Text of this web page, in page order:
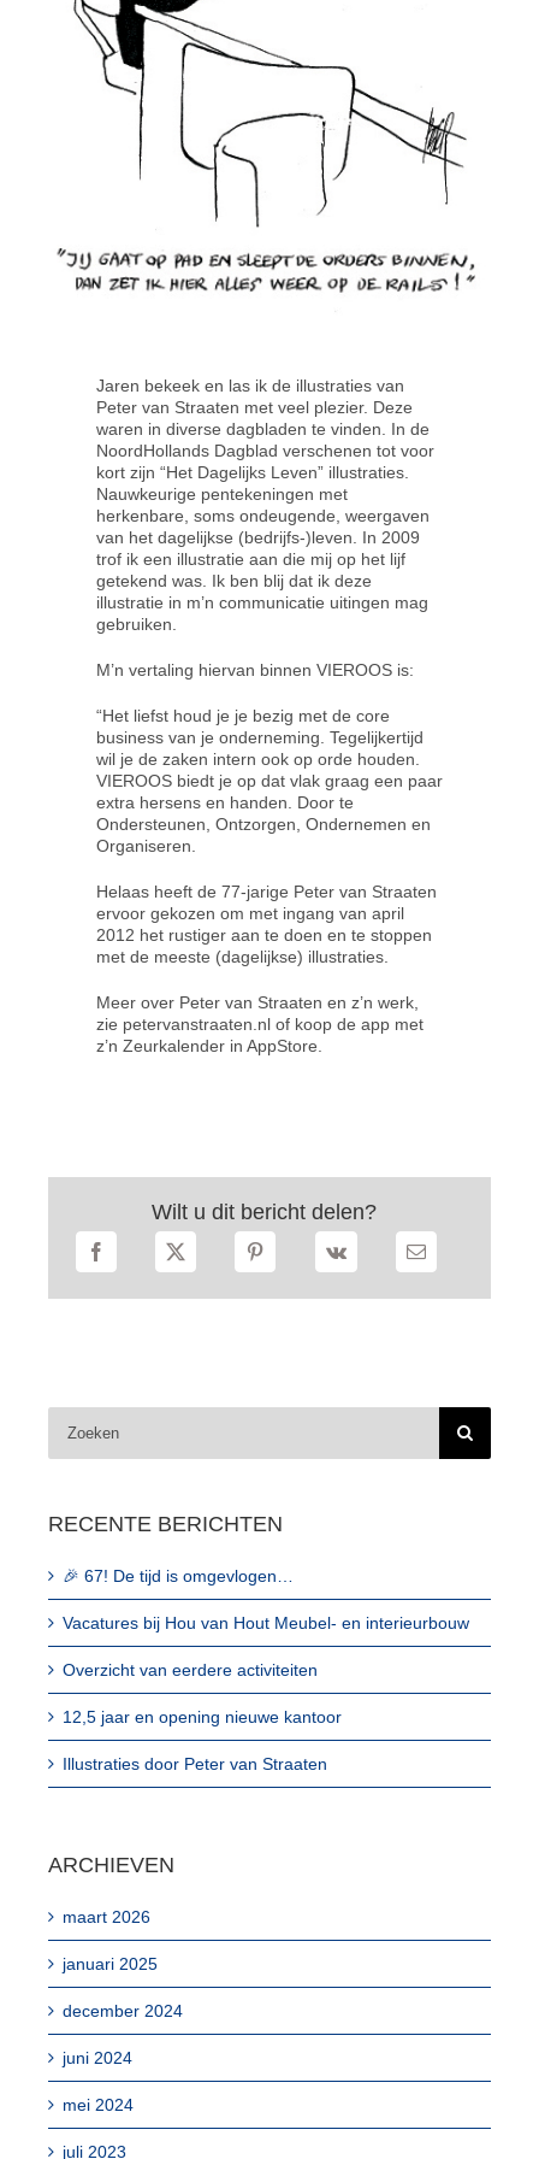
Jaren bekeek en las ik de illustraties van
Peter van Straaten met veel plezier. Deze
waren in diverse dagbladen te vinden. In de
NoordHollands Dagblad verschenen tot voor
kort zijn “Het Dagelijks Leven” illustraties.
Nauwkeurige pentekeningen met
herkenbare, soms ondeugende, weergaven
van het dagelijkse (bedrijfs-)leven. In 2009
trof ik een illustratie aan die mij op het lijf
getekend was. Ik ben blij dat ik deze
illustratie in m’n communicatie uitingen mag
gebruiken.
M’n vertaling hiervan binnen VIEROOS is:
“Het liefst houd je je bezig met de core
business van je onderneming. Tegelijkertijd
wil je de zaken intern ook op orde houden.
VIEROOS biedt je op dat vlak graag een paar
extra hersens en handen. Door te
Ondersteunen, Ontzorgen, Ondernemen en
Organiseren.
Helaas heeft de 77-jarige Peter van Straaten
ervoor gekozen om met ingang van april
2012 het rustiger aan te doen en te stoppen
met de meeste (dagelijkse) illustraties.
Meer over Peter van Straaten en z’n werk,
zie petervanstraaten.nl of koop de app met
z’n Zeurkalender in AppStore.
Wilt u dit bericht delen?
naar:
RECENTE BERICHTEN
🎉 67! De tijd is omgevlogen…
Vacatures bij Hou van Hout Meubel- en interieurbouw
Overzicht van eerdere activiteiten
12,5 jaar en opening nieuwe kantoor
Illustraties door Peter van Straaten
ARCHIEVEN
maart 2026
januari 2025
december 2024
juni 2024
mei 2024
juli 2023